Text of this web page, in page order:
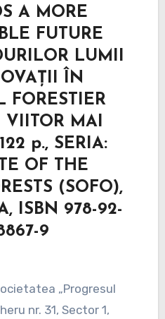
A MORE
FUTURE
LUMII
ÎN
FORESTIER
VIITOR MAI
p., SERIA:
OF THE
(SOFO),
ISBN 978-92-
9
nr. 31, Sector 1,